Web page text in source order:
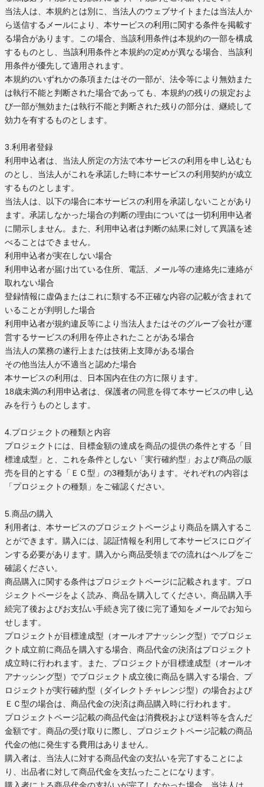
当法人は、本規約とは別に、当法人のウェブサイトまたは当法人か
ら送信するメールにより、本サービスの利用に関する条件を掲載す
る場合があります。この場合、当該利用条件は本規約の一部を構成
するものとし、当該利用条件と本規約の定めが異なる場合、当該利
用条件が優先して適用されます。
本規約のいずれかの条項またはその一部が、法令等により無効また
は執行不能と判断された場合であっても、本規約の残りの規定およ
び一部が無効または執行不能と判断された残りの部分は、継続して
効力を有するものとします。
3.利用者登録
利用申込者は、当法人所定の方法で本サービスの利用を申し込むも
のとし、当法人がこれを承諾した時に本サービスの利用契約が成立
するものとします。
当法人は、以下の場合に本サービスの利用を承諾しないことがあり
ます。承諾しなかった場合の判断の理由については一切利用申込者
に開示しません。また、利用申込者は判断の結果に対して異議を述
べることはできません。
利用申込者が実在しない場合
利用申込者が届け出ている住所、電話、メール等の連絡先に連絡が
取れない場合
登録情報に虚偽またはこれに類する不正確な内容の記載が含まれて
いることが判明した場合
利用申込者が規約違反等により当法人またはそのグループ会社が運
営するサービスの利用を停止されたことがある場合
当法人の業務の遂行上または技術上支障がある場合
その他当法人が不適当と認めた場合
本サービスの利用は、日本国内在住の方に限ります。
18歳未満の利用申込者は、保護者の同意を得て本サービスの申し込
みを行うものとします。
4.プロジェクトの種類と内容
プロジェクトには、目標金額の達成を商品の提供の条件とする「目
標達成型」と、これを条件としない「実行確約型」および商品の販
売を目的とする「ＥＣ型」の3種類があります。それぞれの内容は
「プロジェクトの種類」をご確認ください。
5.商品の購入
利用者は、本サービスのプロジェクトページより商品を購入するこ
とができます。購入には、認証情報を利用して本サービスにログイ
ンする必要があります。購入から商品受領までの流れはヘルプをご
確認ください。
商品購入に関する条件はプロジェクトページに記載されます。プロ
ジェクトページをよく読み、商品を購入してください。商品購入手
続完了後およびお支払い手続き完了後に完了通知をメールでお知ら
せします。
プロジェクトが目標達成型（オールオアナッシング型）でプロジェ
クト成立前に商品を購入する場合、商品代金の決済はプロジェクト
成立時に行われます。また、プロジェクトが目標達成型（オールオ
アナッシング型）でプロジェクト成立後に商品を購入する場合、プ
ロジェクトが実行確約型（ダイレクトチャレンジ型）の場合および
ＥＣ型の場合は、商品代金の決済は商品購入時に行われます。
プロジェクトページ記載の商品代金は消費税および送料等を含んだ
金額です。商品の受け取りに際し、プロジェクトページ記載の商品
代金の他に発生する費用はありません。
購入者は、当法人に対する商品代金の支払いを完了することによ
り、出品者に対して商品代金を支払ったことになります。